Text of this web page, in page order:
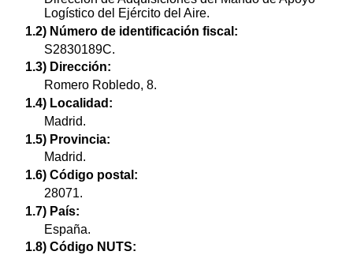
Logístico del Ejército del Aire.
1.2) Número de identificación fiscal:
S2830189C.
1.3) Dirección:
Romero Robledo, 8.
1.4) Localidad:
Madrid.
1.5) Provincia:
Madrid.
1.6) Código postal:
28071.
1.7) País:
España.
1.8) Código NUTS: